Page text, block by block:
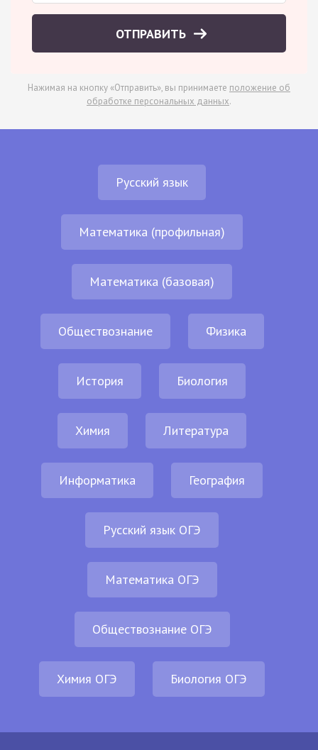
ОТПРАВИТЬ
Нажимая на кнопку «Отправить», вы принимаете положение об
обработке персональных данных.
Русский язык
Математика (профильная)
Математика (базовая)
Обществознание Физика
История Биология
Химия Литература
Информатика География
Русский язык ОГЭ
Математика ОГЭ
Обществознание ОГЭ
Химия ОГЭ Биология ОГЭ